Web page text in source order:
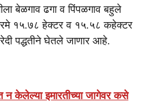
बेळगाव ढगा व पिंपळगाव बहुले
१५.७८ हेक्टर व १५.५८ कहेक्टर
पद्धतीने घेतले जाणार आहे.
न केलेल्या इमारतीच्या जागेवर कसे